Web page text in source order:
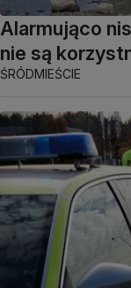
Alarmująco
nie są
ŚRÓDMIEŚCIE